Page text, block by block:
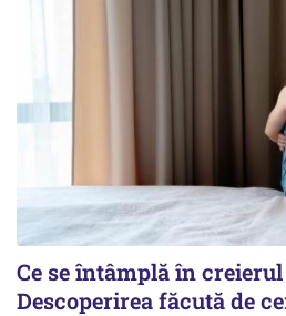
Ce se întâmplă în
Descoperirea făcută de